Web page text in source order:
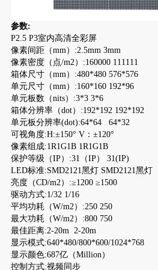
参数:
P2.5 P3室内高清全彩屏
像素间距（mm）:2.5mm 3mm
像素密度（点/m2）:160000 111111
箱体尺寸（mm）:480*480 576*576
单元尺寸（mm）:160*160 192*96
单元板数（nits）:3*3 3*6
箱体分辨率（dot）:192*192 192*192
单元板分辨率(dot):64*64 64*32
可视角度:H:±150° V：±120°
像素组成:1R1G1B 1R1G1B
保护等级（IP）:31（IP） 31(IP)
LED标准:SMD2121黑灯 SMD2121黑灯
亮度（CD/m2）:≥1200 ≥1500
驱动方式:1/32 1/16
平均功耗（W/m2）:250 250
最大功耗（W/m2）:800 750
最佳距离:2-20m 2-20m
显示模式:640*480/800*600/1024*768
显示颜色:687亿（Million）
控制方式:视频同步